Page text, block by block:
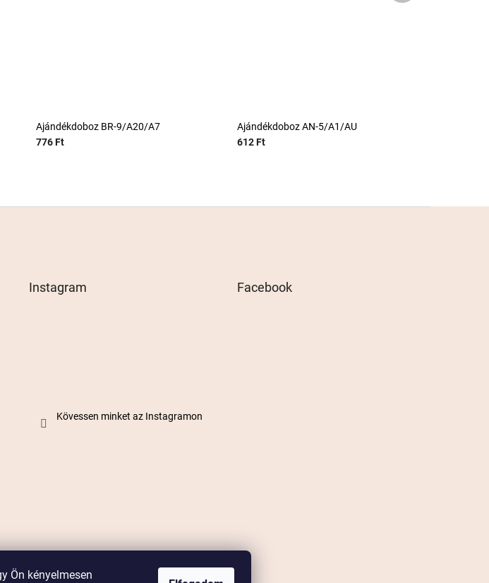
Ön kényelmesen
Ajándékdoboz BR-9/A20/A7
776 Ft
Ajándékdoboz AN-5/A1/AU
612 Ft
Instagram
Kövessen minket az Instagramon
Facebook